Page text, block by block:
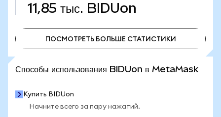
11,85 тыс. BIDUon
ПОСМОТРЕТЬ БОЛЬШЕ СТАТИСТИКИ
Способы использования BIDUon в MetaMask
Купить BIDUon
Начните всего за пару нажатий.